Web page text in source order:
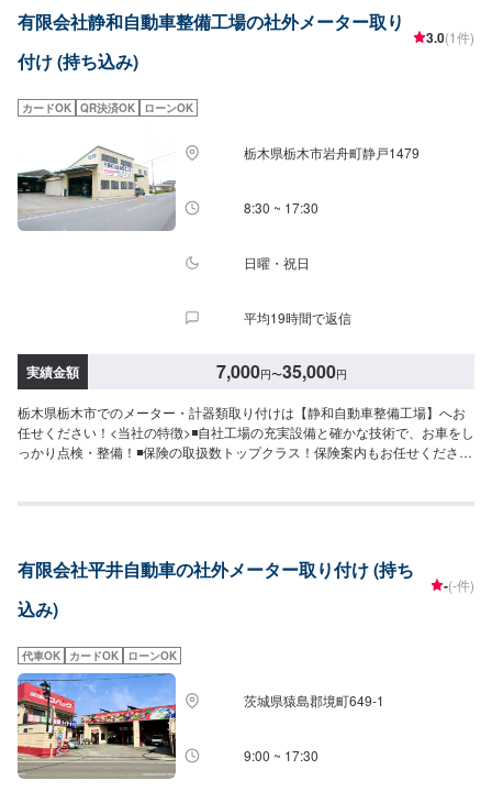
い。受付はスタッフへ「メンテモで予約しました」とお伝えください。ご案
内いたします。【定休日・営業時間】定休日：日曜、祝日営業時間：
8:00~18:00
有限会社静和自動車整備工場の社外メーター取り
付け (持ち込み)
3.0(1件)
カードOK QR決済OK ローンOK
栃木県栃木市岩舟町静戸1479
8:30 ~ 17:30
日曜・祝日
平均19時間で返信
実績金額 7,000円〜35,000円
栃木県栃木市でのメーター・計器類取り付けは【静和自動車整備工場】へお
任せください！<当社の特徴>◾自社工場の充実設備と確かな技術で、お車をし
っかり点検・整備！◾保険の取扱数トップクラス！保険案内もお任せくださ
たい…★お時間があまり取れない…などのご相談もお気軽にどうぞ！【1】オ
度で納車となります。納期は前後する場合がございます。予めご了承くださ
い。-----代車について-----代車をご用意しています。お車の作業中は代車をご
利用ください。※代車の燃料代はお客様にご負担いただいております。-----ご
ペースは事務所前の空いているスペースに駐車してください。受付はスタッ
フへ「メンテモで予約しました」とお伝えください。ご案内いたします。
【定休日・営業時間】定休日：日曜日、祝日営業時間：8:30~17:30
有限会社平井自動車の社外メーター取り付け (持ち
込み)
-(-件)
代車OK カードOK ローンOK
茨城県猿島郡境町649-1
9:00 ~ 17:30